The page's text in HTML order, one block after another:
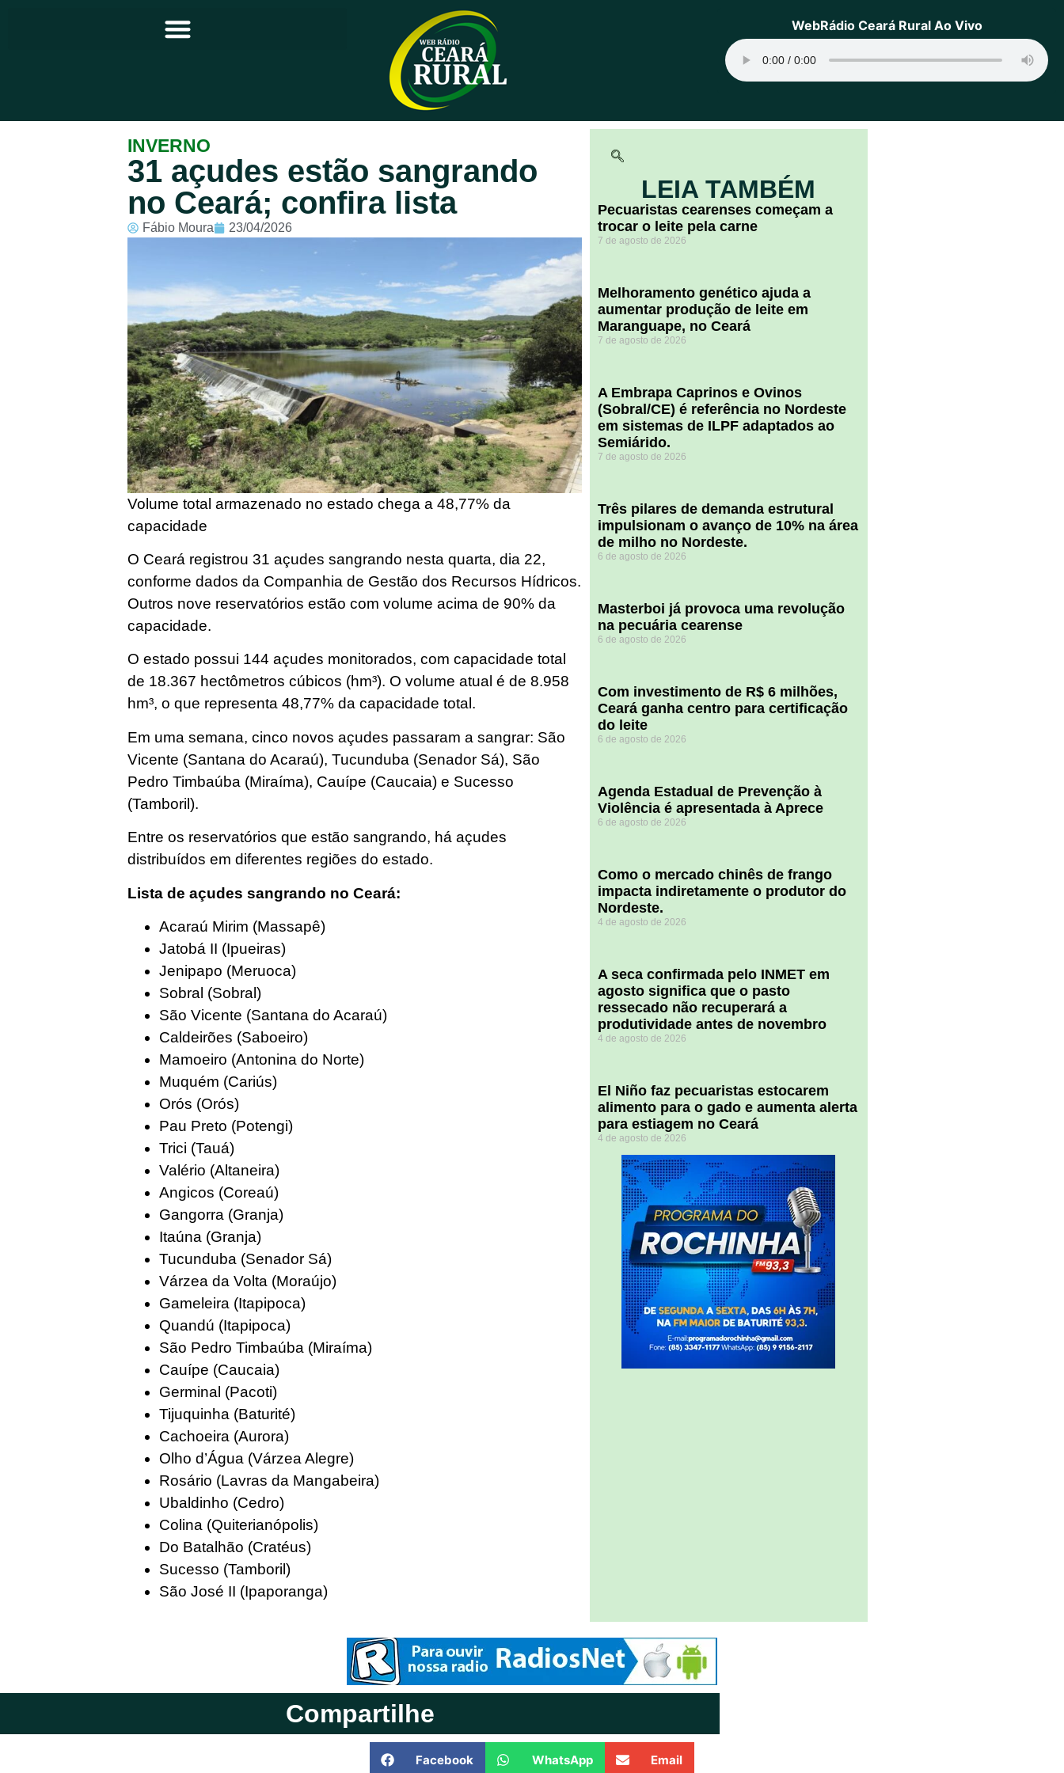
Principal
Notícias
Programação
Equipe
Sobre
WebRádio Ceará Rural Ao Vivo
INVERNO
31 açudes estão sangrando
no Ceará; confira lista
Fábio Moura 23/04/2026
Volume total armazenado no estado chega a 48,77% da
capacidade
O Ceará registrou 31 açudes sangrando nesta quarta, dia 22,
conforme dados da Companhia de Gestão dos Recursos Hídricos.
Outros nove reservatórios estão com volume acima de 90% da
capacidade.
O estado possui 144 açudes monitorados, com capacidade total
de 18.367 hectômetros cúbicos (hm³). O volume atual é de 8.958
hm³, o que representa 48,77% da capacidade total.
Em uma semana, cinco novos açudes passaram a sangrar: São
Vicente (Santana do Acaraú), Tucunduba (Senador Sá), São
Pedro Timbaúba (Miraíma), Cauípe (Caucaia) e Sucesso
(Tamboril).
Entre os reservatórios que estão sangrando, há açudes
distribuídos em diferentes regiões do estado.
Lista de açudes sangrando no Ceará:
Acaraú Mirim (Massapê)
Jatobá II (Ipueiras)
Jenipapo (Meruoca)
Sobral (Sobral)
São Vicente (Santana do Acaraú)
Caldeirões (Saboeiro)
Mamoeiro (Antonina do Norte)
Muquém (Cariús)
Orós (Orós)
Pau Preto (Potengi)
Trici (Tauá)
Valério (Altaneira)
Angicos (Coreaú)
Gangorra (Granja)
Itaúna (Granja)
Tucunduba (Senador Sá)
Várzea da Volta (Moraújo)
Gameleira (Itapipoca)
Quandú (Itapipoca)
São Pedro Timbaúba (Miraíma)
Cauípe (Caucaia)
Germinal (Pacoti)
Tijuquinha (Baturité)
Cachoeira (Aurora)
Olho d’Água (Várzea Alegre)
Rosário (Lavras da Mangabeira)
Ubaldinho (Cedro)
Colina (Quiterianópolis)
Do Batalhão (Cratéus)
Sucesso (Tamboril)
São José II (Ipaporanga)
LEIA TAMBÉM
Pecuaristas cearenses começam a
trocar o leite pela carne
7 de agosto de 2026
Melhoramento genético ajuda a
aumentar produção de leite em
Maranguape, no Ceará
7 de agosto de 2026
A Embrapa Caprinos e Ovinos
(Sobral/CE) é referência no Nordeste
em sistemas de ILPF adaptados ao
Semiárido.
7 de agosto de 2026
​Três pilares de demanda estrutural
impulsionam o avanço de 10% na área
de milho no Nordeste.
6 de agosto de 2026
Masterboi já provoca uma revolução
na pecuária cearense
6 de agosto de 2026
Com investimento de R$ 6 milhões,
Ceará ganha centro para certificação
do leite
6 de agosto de 2026
Agenda Estadual de Prevenção à
Violência é apresentada à Aprece
6 de agosto de 2026
​Como o mercado chinês de frango
impacta indiretamente o produtor do
Nordeste.
4 de agosto de 2026
A seca confirmada pelo INMET em
agosto significa que o pasto
ressecado não recuperará a
produtividade antes de novembro
4 de agosto de 2026
El Niño faz pecuaristas estocarem
alimento para o gado e aumenta alerta
para estiagem no Ceará
4 de agosto de 2026
Compartilhe
Facebook WhatsApp Email